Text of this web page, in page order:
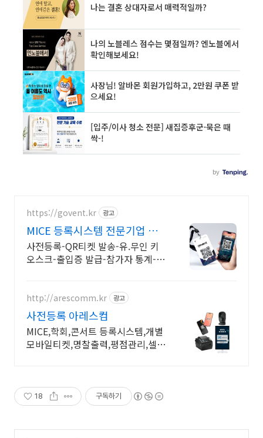
https://govent.kr 광고
MICE 등록시스템 전문기업 고
벤트
사전등록-QR티켓 발송-유.무인 키
오스크-출입증 발급-참가자 통계-데
게 행복한 경험 제공
http://arescomm.kr 광고
사전등록 아레스컴
MICE,학회,콘서트 등록시스템,개별
모바일티켓,명찰출력,평점관리,셀프
18 구독하기